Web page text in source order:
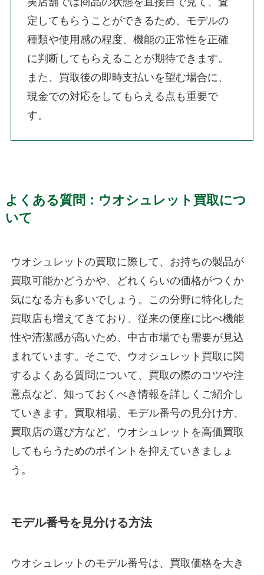
定してもらうことができるため、モデルの
種類や使用感の程度、機能の正常性を正確
に判断してもらえることが期待できます。
また、買取後の即時支払いを望む場合に、
現金での対応をしてもらえる点も重要で
す。
よくある質問：ウオシュレット買取につ
いて
ウオシュレットの買取に際して、お持ちの製品が
買取可能かどうかや、どれくらいの価格がつくか
気になる方も多いでしょう。この分野に特化した
買取店も増えてきており、従来の便座に比べ機能
性や清潔感が高いため、中古市場でも需要が見込
まれています。そこで、ウオシュレット買取に関
するよくある質問について、買取の際のコツや注
意点など、知っておくべき情報を詳しくご紹介し
ていきます。買取相場、モデル番号の見分け方、
買取店の選び方など、ウオシュレットを高価買取
してもらうためのポイントを抑えていきましょ
う。
モデル番号を見分ける方法
ウオシュレットのモデル番号は、買取価格を大き